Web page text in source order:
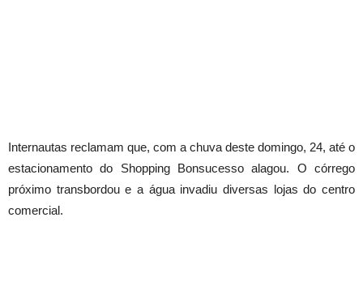
Internautas reclamam que, com a chuva deste domingo, 24, até o
estacionamento do Shopping Bonsucesso alagou. O córrego
próximo transbordou e a água invadiu diversas lojas do centro
comercial.